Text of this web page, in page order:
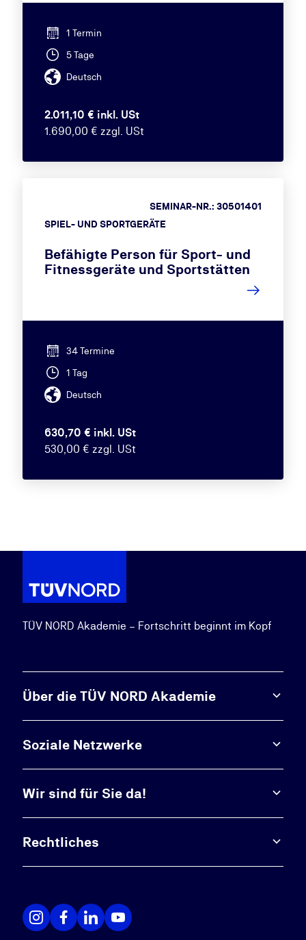
1 Termin
5 Tage
Deutsch
2.011,10 € inkl. USt
1.690,00 € zzgl. USt
SPIEL- UND SPORTGERÄTE
SEMINAR-NR.: 30501401
Befähigte Person für Sport- und
Fitnessgeräte und Sportstätten
34 Termine
1 Tag
Deutsch
630,70 € inkl. USt
530,00 € zzgl. USt
TÜV NORD Akademie – Fortschritt beginnt im Kopf
Über die TÜV NORD Akademie
Soziale Netzwerke
Wir sind für Sie da!
Rechtliches